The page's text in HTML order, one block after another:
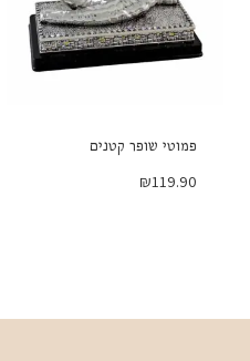
פמוטי שופר קטנים
₪119.90